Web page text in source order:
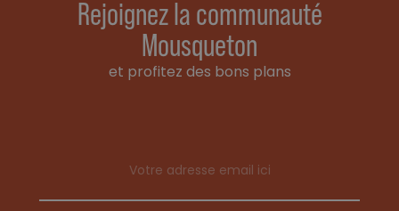
Rejoignez la communauté
Mousqueton
et profitez des bons plans